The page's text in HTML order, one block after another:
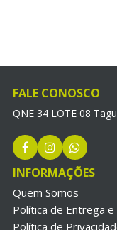
FALE CONOSCO
QNE 34 LOTE 08
INFORMAÇÕES
Quem Somos
Política de Entrega
Política de